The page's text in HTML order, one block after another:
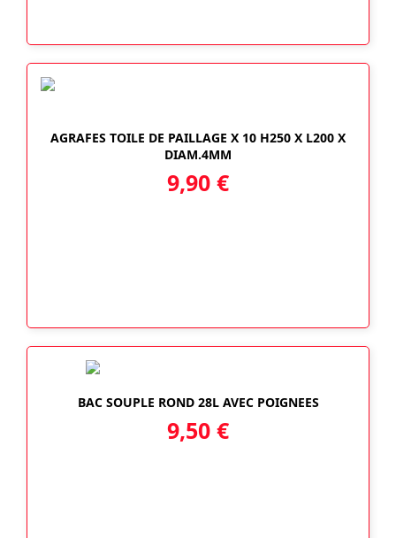
AGRAFES TOILE DE PAILLAGE X 10 H250 X L200 X
DIAM.4MM
9,90 €
BAC SOUPLE ROND 28L AVEC POIGNEES
9,50 €